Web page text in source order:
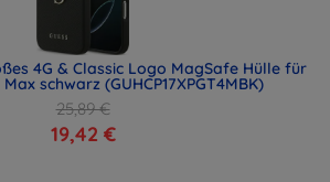
4G & Classic Logo MagSafe Hülle für
schwarz (GUHCP17XPGT4MBK)
25,89 €
19,42 €